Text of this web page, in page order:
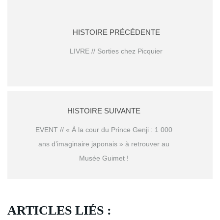
HISTOIRE PRÉCÉDENTE
LIVRE // Sorties chez Picquier
HISTOIRE SUIVANTE
EVENT // « À la cour du Prince Genji : 1 000
ans d’imaginaire japonais » à retrouver au
Musée Guimet !
ARTICLES LIÉS :